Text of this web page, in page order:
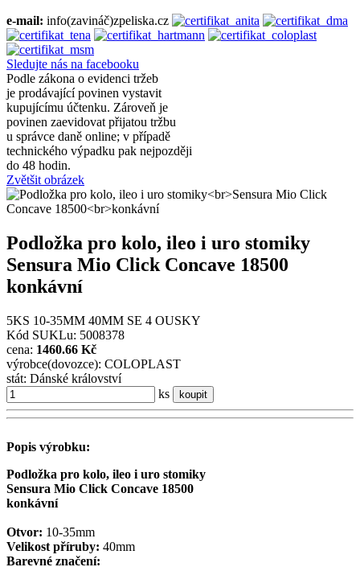
e-mail: info(zavináč)zpeliska.cz
Sledujte nás na facebooku
Podle zákona o evidenci tržeb
je prodávající povinen vystavit
kupujícímu účtenku. Zároveň je
povinen zaevidovat přijatou tržbu
u správce daně online; v případě
technického výpadku pak nejpozději
do 48 hodin.
Zvětšit obrázek
Podložka pro kolo, ileo i uro stomiky
Sensura Mio Click Concave 18500
konkávní
5KS 10-35MM 40MM SE 4 OUSKY
Kód SUKLu: 5008378
cena: 1460.66 Kč
výrobce(dovozce): COLOPLAST
stát: Dánské království
ks
koupit
Popis výrobku:
Podložka pro kolo, ileo i uro stomiky
Sensura Mio Click Concave 18500
konkávní
Otvor: 10-35mm
Velikost příruby: 40mm
Barevné značení: